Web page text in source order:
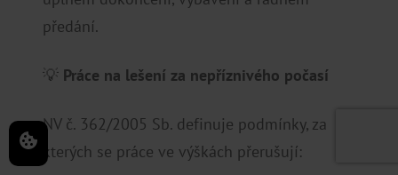
předání.
💡 Práce na lešení za nepříznivého počasí
NV č. 362/2005 Sb. definuje podmínky, za
kterých se práce ve výškách přerušují: